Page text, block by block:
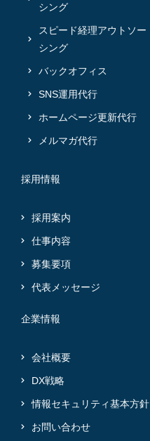
シング
スピード経理アウトソー
シング
バックオフィス
SNS運用代行
ホームページ更新代行
メルマガ代行
採用情報
採用案内
仕事内容
募集要項
代表メッセージ
企業情報
会社概要
DX戦略
情報セキュリティ基本方針
お問い合わせ